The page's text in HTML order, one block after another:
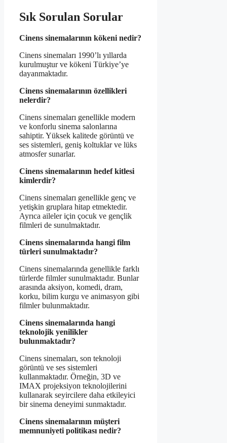
Sık Sorulan Sorular
Cinens sinemalarının kökeni nedir?
Cinens sinemaları 1990’lı yıllarda
kurulmuştur ve kökeni Türkiye’ye
dayanmaktadır.
Cinens sinemalarının özellikleri
nelerdir?
Cinens sinemaları genellikle modern
ve konforlu sinema salonlarına
sahiptir. Yüksek kalitede görüntü ve
ses sistemleri, geniş koltuklar ve lüks
atmosfer sunarlar.
Cinens sinemalarının hedef kitlesi
kimlerdir?
Cinens sinemaları genellikle genç ve
yetişkin gruplara hitap etmektedir.
Ayrıca aileler için çocuk ve gençlik
filmleri de sunulmaktadır.
Cinens sinemalarında hangi film
türleri sunulmaktadır?
Cinens sinemalarında genellikle farklı
türlerde filmler sunulmaktadır. Bunlar
arasında aksiyon, komedi, dram,
korku, bilim kurgu ve animasyon gibi
filmler bulunmaktadır.
Cinens sinemalarında hangi
teknolojik yenilikler
bulunmaktadır?
Cinens sinemaları, son teknoloji
görüntü ve ses sistemleri
kullanmaktadır. Örneğin, 3D ve
IMAX projeksiyon teknolojilerini
kullanarak seyircilere daha etkileyici
bir sinema deneyimi sunmaktadır.
Cinens sinemalarının müşteri
memnuniyeti politikası nedir?